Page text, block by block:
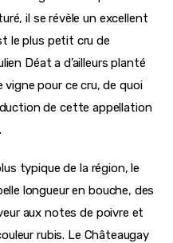
il se révèle un excellent
le plus petit cru de
Déat a d’ailleurs planté
pour ce cru, de quoi
de cette appellation
typique de la région, le
longueur en bouche, des
aux notes de poivre et
rubis. Le Châteaugay